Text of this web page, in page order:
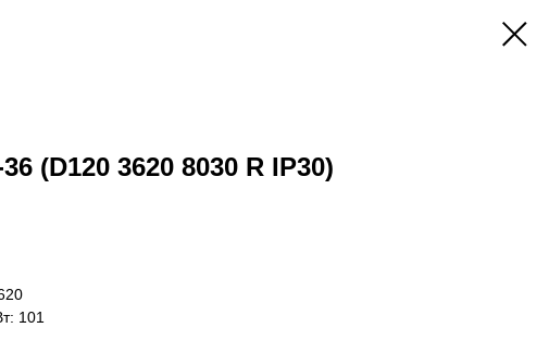
(D120 3620 8030 R IP30)
101